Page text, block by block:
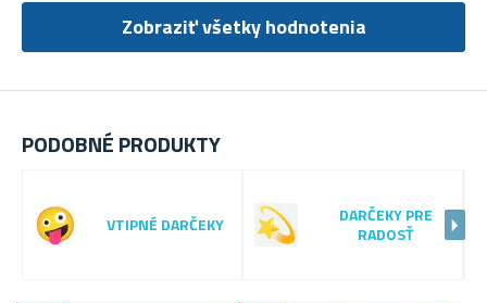
PODOBNÉ PRODUKTY
VTIPNÉ DARČEKY
DARČEKY PRE
RADOSŤ
Zobraziť všetky hodnotenia